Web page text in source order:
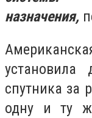
назначения,
установила
спутника за
одну и ту